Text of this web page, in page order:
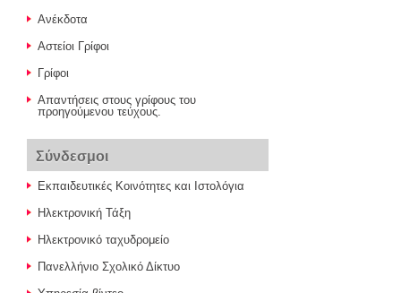
Ανέκδοτα
Αστείοι Γρίφοι
Γρίφοι
Απαντήσεις στους γρίφους του
προηγούμενου τεύχους.
Σύνδεσμοι
Εκπαιδευτικές Κοινότητες και Ιστολόγια
Ηλεκτρονική Τάξη
Ηλεκτρονικό ταχυδρομείο
Πανελλήνιο Σχολικό Δίκτυο